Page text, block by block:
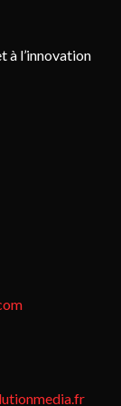
à l’innovation